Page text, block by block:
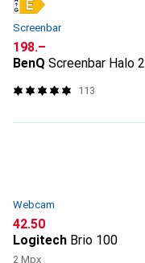
Screenbar
CHF
198.–
BenQ Screenbar Halo 2
113
Webcam
CHF
42.50
Logitech Brio 100
2 Mpx